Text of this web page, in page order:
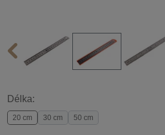
Délka:
20 cm 30 cm 50 cm